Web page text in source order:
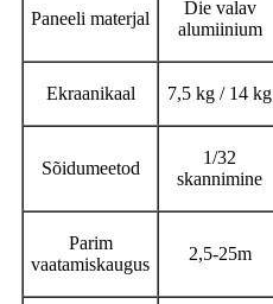
Paneeli materjal
Die valav
alumiinium
Ekraanikaal 7,5 kg / 14 kg
Sõidumeetod
1/32
skannimine
Parim
vaatamiskaugus
2,5-25m